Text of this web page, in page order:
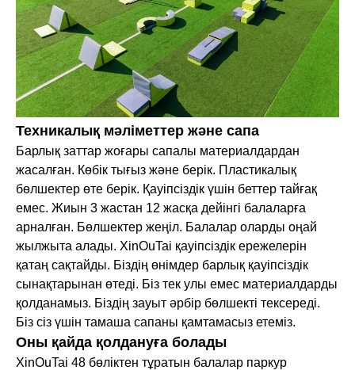
Техникалық мәліметтер және сапа
Барлық заттар жоғары сапалы материалдардан
жасалған. Көбік тығыз және берік. Пластикалық
бөлшектер өте берік. Қауіпсіздік үшін беттер тайғақ
емес. Жиын 3 жастан 12 жасқа дейінгі балаларға
арналған. Бөлшектер жеңіл. Балалар оларды оңай
жылжыта алады. XinOuTai қауіпсіздік ережелерін
қатаң сақтайды. Біздің өнімдер барлық қауіпсіздік
сынақтарынан өтеді. Біз тек улы емес материалдарды
қолданамыз. Біздің зауыт әрбір бөлшекті тексереді.
Біз сіз үшін тамаша сапаны қамтамасыз етеміз.
Оны қайда қолдануға болады
XinOuTai 48 бөліктен тұратын балалар паркур